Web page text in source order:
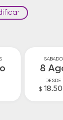
SABADO
8
DESDE
$